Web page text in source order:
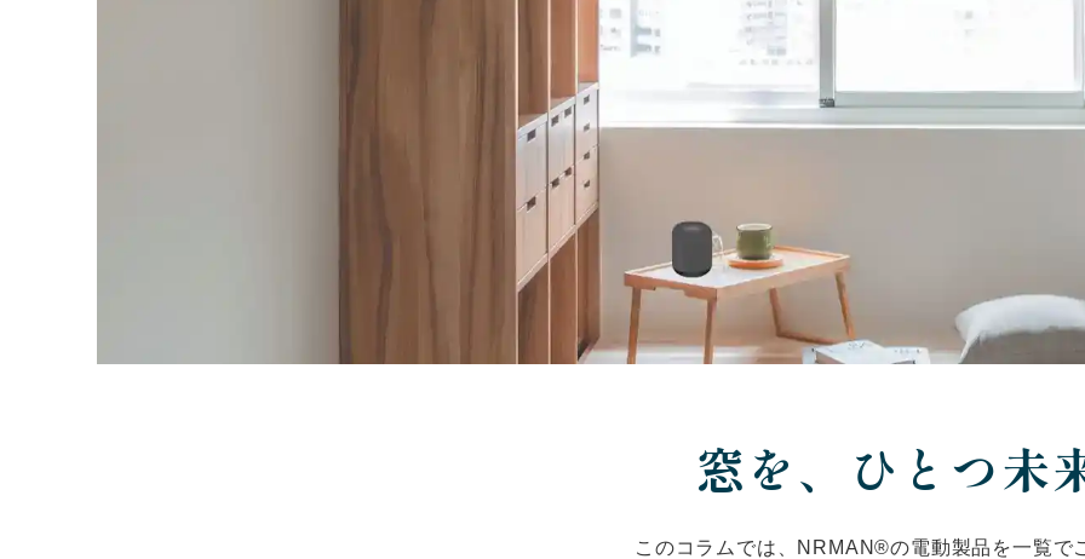
窓を、ひとつ未
このコラムでは、NRMAN®の電動製品を一覧で